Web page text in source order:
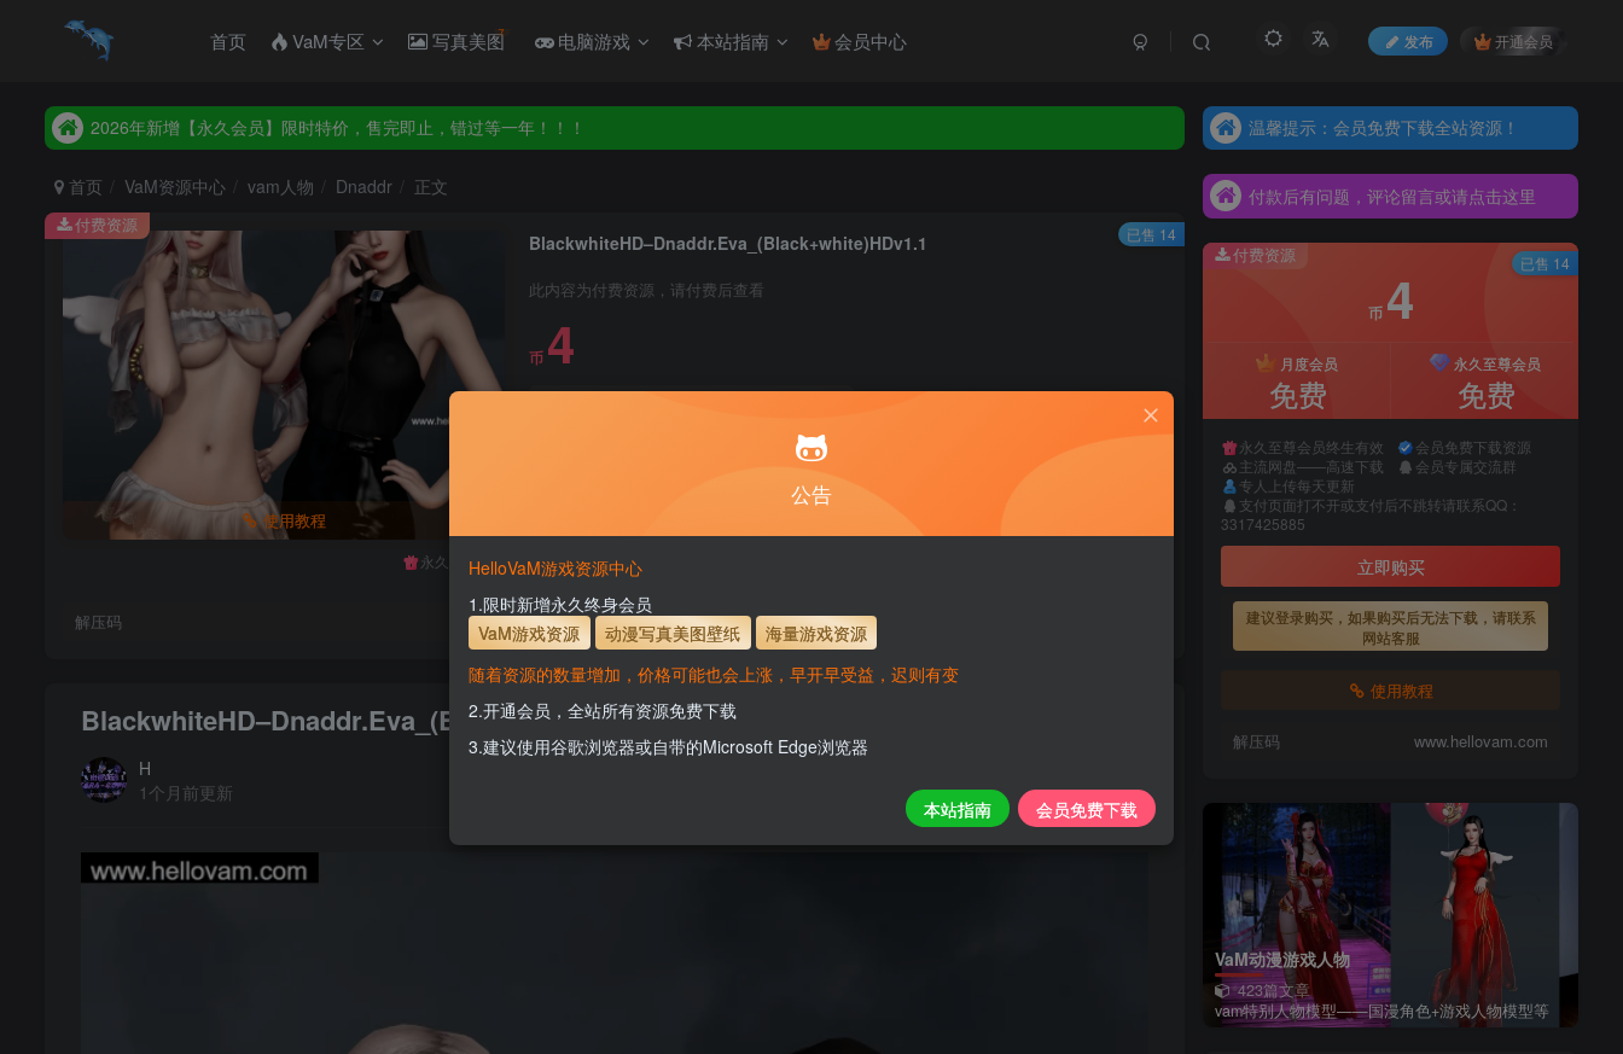
首页 VaM专区 写真美图 电脑游戏 本站指南 会员中心 发布 开通会员
2026年新增【永久会员】限时特价，售完即止，错过等一年！！！
2026年新增【永久会员】限时特价，售完即止，错过等一年！！！
首页 VaM资源中心 vam人物 Dnaddr 正文
使用教程
BlackwhiteHD–Dnaddr.Eva_(Black+white)HDv1.1
此内容为付费资源，请付费后查看
币 4
永久至尊会员终生有效 会员免费下载资源
解压码
付费资源 已售 14
BlackwhiteHD–Dnaddr.Eva_(Black+white)HDv1.1
H
1个月前更新
0 196 10
温馨提示：会员免费下载全站资源！
温馨提示：会员免费下载全站资源！
付款后有问题，评论留言或请点击这里
付款后有问题，评论留言或请点击这里
付款后有问题，评论留言或请点击这里
付费资源
币 4
月度会员
免费
永久至尊会员
免费
永久至尊会员终生有效
会员免费下载资源
主流网盘——高速下载
会员专属交流群
专人上传每天更新
支付页面打不开或支付后不跳转请联系QQ：
3317425885
立即购买
建议登录购买，如果购买后无法下载，请联系
网站客服
使用教程
解压码 www.hellovam.com
已售 14
VaM动漫游戏人物
423篇文章
vam特别人物模型——国漫角色+游戏人物模型等
公告
HelloVaM游戏资源中心
1.限时新增永久终身会员
VaM游戏资源
动漫写真美图壁纸
海量游戏资源
随着资源的数量增加，价格可能也会上涨，早开早受益，迟则有变
2.开通会员，全站所有资源免费下载
3.建议使用谷歌浏览器或自带的Microsoft Edge浏览器
本站指南 会员免费下载